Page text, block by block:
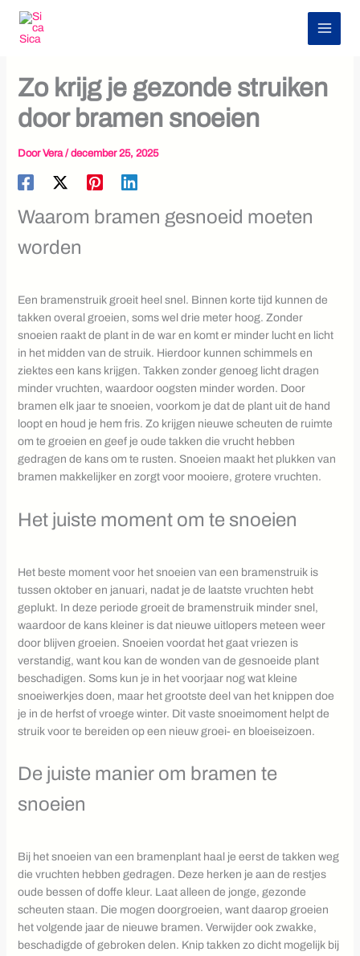
naar
Zo krijg je gezonde struiken
door bramen snoeien
DoorVera/ december 25, 2025
Waarom bramen gesnoeid moeten
worden
Een bramenstruik groeit heel snel. Binnen korte tijd kunnen de
takken overal groeien, soms wel drie meter hoog. Zonder
snoeien raakt de plant in de war en komt er minder lucht en licht
in het midden van de struik. Hierdoor kunnen schimmels en
ziektes een kans krijgen. Takken zonder genoeg licht dragen
minder vruchten, waardoor oogsten minder worden. Door
bramen elk jaar te snoeien, voorkom je dat de plant uit de hand
loopt en houd je hem fris. Zo krijgen nieuwe scheuten de ruimte
om te groeien en geef je oude takken die vrucht hebben
gedragen de kans om te rusten. Snoeien maakt het plukken van
bramen makkelijker en zorgt voor mooiere, grotere vruchten.
Het juiste moment om te snoeien
Het beste moment voor het snoeien van een bramenstruik is
tussen oktober en januari, nadat je de laatste vruchten hebt
geplukt. In deze periode groeit de bramenstruik minder snel,
waardoor de kans kleiner is dat nieuwe uitlopers meteen weer
door blijven groeien. Snoeien voordat het gaat vriezen is
verstandig, want kou kan de wonden van de gesnoeide plant
beschadigen. Soms kun je in het voorjaar nog wat kleine
snoeiwerkjes doen, maar het grootste deel van het knippen doe
je in de herfst of vroege winter. Dit vaste snoeimoment helpt de
struik voor te bereiden op een nieuw groei- en bloeiseizoen.
De juiste manier om bramen te
snoeien
Bij het snoeien van een bramenplant haal je eerst de takken weg
die vruchten hebben gedragen. Deze herken je aan de restjes
oude bessen of doffe kleur. Laat alleen de jonge, gezonde
scheuten staan. Die mogen doorgroeien, want daarop groeien
het volgende jaar de nieuwe bramen. Verwijder ook zwakke,
beschadigde of gebroken delen. Knip takken zo dicht mogelijk bij
o
e
n